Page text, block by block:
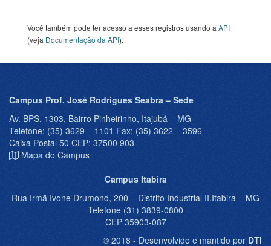
Você também pode ter acesso a esses registros usando a API
(veja Documentação da API).
Campus Prof. José Rodrigues Seabra – Sede
Av. BPS, 1303, Bairro Pinheirinho, Itajubá – MG
Telefone: (35) 3629 – 1101 Fax: (35) 3622 – 3596
Caixa Postal 50 CEP: 37500 903
Mapa do Campus
Campus Itabira
Rua Irmã Ivone Drumond, 200 – Distrito Industrial II,Itabira – MG
Telefone (31) 3839-0800
CEP 35903-087
© 2018 - Desenvolvido e mantido por DTI